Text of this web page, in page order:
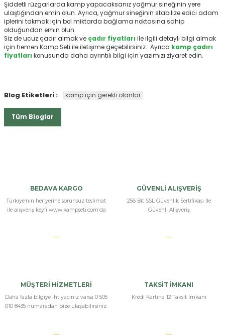
Şiddetli rüzgarlarda kamp yapacaksanız yağmur sineğinin yere
ulaştığından emin olun. Ayrıca, yağmur sineğinin stabilize edici adam
iplerini takmak için bol miktarda bağlama noktasına sahip
olduğundan emin olun.
Siz de ucuz çadır almak ve çadır fiyatları ile ilgili detaylı bilgi almak
için hemen Kamp Seti ile iletişime geçebilirsiniz. Ayrıca kamp çadırı
fiyatları konusunda daha ayrıntılı bilgi için yazımızı ziyaret edin.
Blog Etiketleri : kamp için gerekli olanlar
Tüm Bloglar
BEDAVA KARGO
Türkiye’nin her yerine sorunsuz teslimat
ile alışveriş keyfi www.kampseti.com’da
GÜVENLİ ALIŞVERİŞ
256 Bit SSL Güvenlik Sertifikası İle
Güvenli Alışveriş
MÜŞTERİ HİZMETLERİ
Daha fazla bilgiye ihtiyacınız varsa 0 505
010 8435 numaradan bize ulaşabilirsiniz.
TAKSİT İMKANI
Kredi Kartına 12 Taksit İmkanı